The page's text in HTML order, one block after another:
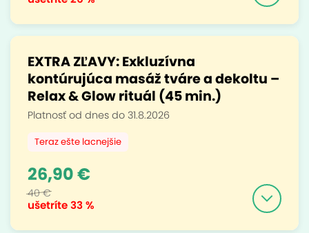
EXTRA ZĽAVY: Exkluzívna
kontúrujúca masáž tváre a dekoltu –
Relax & Glow rituál (45 min.)
Platnosť od dnes do 31.8.2026
Teraz ešte lacnejšie
ušetríte33 %
26,90 €
40 €